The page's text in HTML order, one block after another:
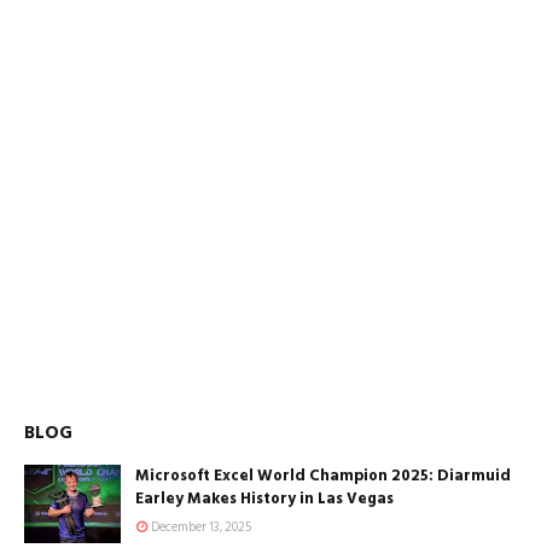
BLOG
Microsoft Excel World Champion 2025: Diarmuid
Earley Makes History in Las Vegas
December 13, 2025